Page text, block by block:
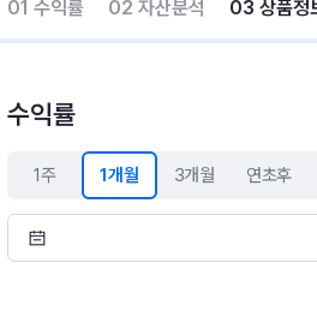
01 수익률 02 자산분석 03 상품정
수익률
1주 1개월 3개월 연초후